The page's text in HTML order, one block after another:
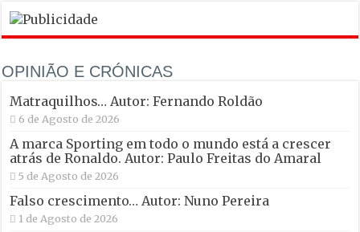
OPINIÃO E CRÓNICAS
Matraquilhos… Autor: Fernando Roldão
6 de Agosto de 2026
A marca Sporting em todo o mundo está a crescer
atrás de Ronaldo. Autor: Paulo Freitas do Amaral
5 de Agosto de 2026
Falso crescimento… Autor: Nuno Pereira
1 de Agosto de 2026